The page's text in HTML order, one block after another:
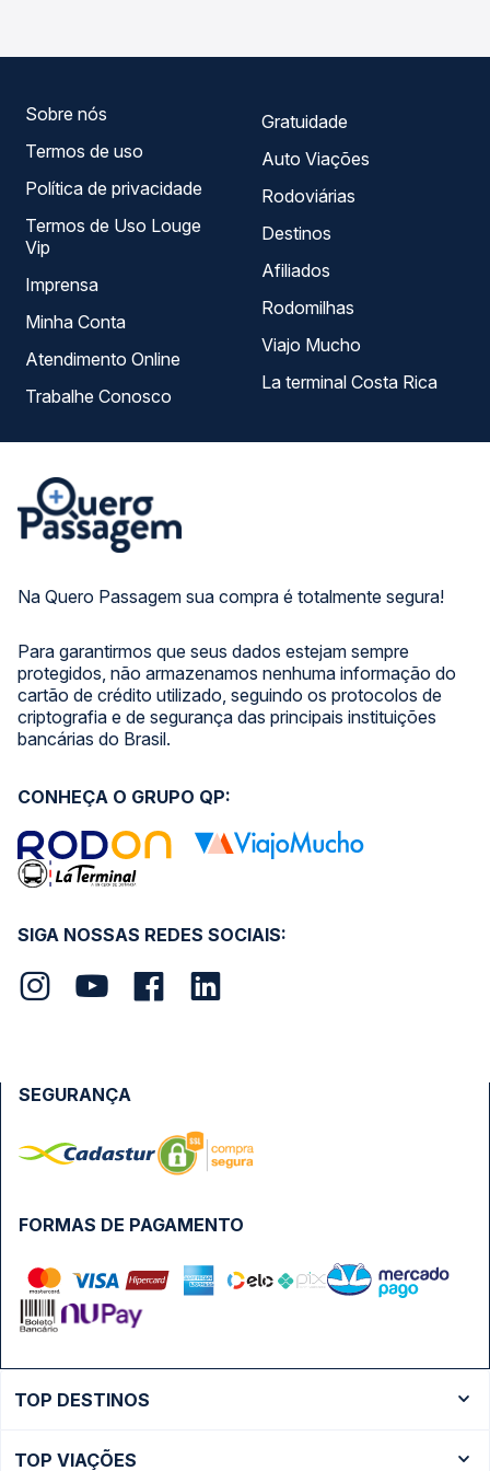
Na Quero Passagem sua compra é totalmente segura!
Para garantirmos que seus dados estejam sempre
protegidos, não armazenamos nenhuma informação do
cartão de crédito utilizado, seguindo os protocolos de
criptografia e de segurança das principais instituições
bancárias do Brasil.
Sobre nós
Termos de uso
Política de privacidade
Termos de Uso Louge
Vip
Imprensa
Minha Conta
Atendimento Online
Trabalhe Conosco
Gratuidade
Auto Viações
Rodoviárias
Destinos
Afiliados
Rodomilhas
Viajo Mucho
La terminal Costa Rica
SIGA NOSSAS REDES SOCIAIS:
CONHEÇA O GRUPO QP:
FORMAS DE PAGAMENTO
SEGURANÇA
TOP DESTINOS
TOP VIAÇÕES